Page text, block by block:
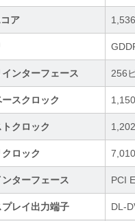
ア
インターフェース 256
ースクロック
クロック
ロック
ターフェース PCI
レイ出力端子 DL-